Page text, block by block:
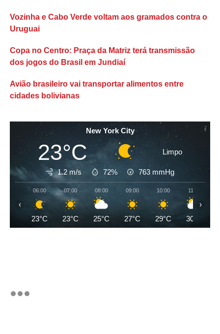
Vozinha e Cabo Verde voltam aos gramados contra o
Uruguai
Copa no Centro: Praça da Matriz terá transmissão
dos jogos do Brasil em Jundiaí
Avião brasileiro vai transportar alimentos entre
cidades bolivianas
New York City
23°C Limpo
1.2 m/s 72% 763 mmHg
06:00
23°C
07:00
23°C
08:00
25°C
09:00
27°C
10:00
29°C
11:00
30°C
‹ ›